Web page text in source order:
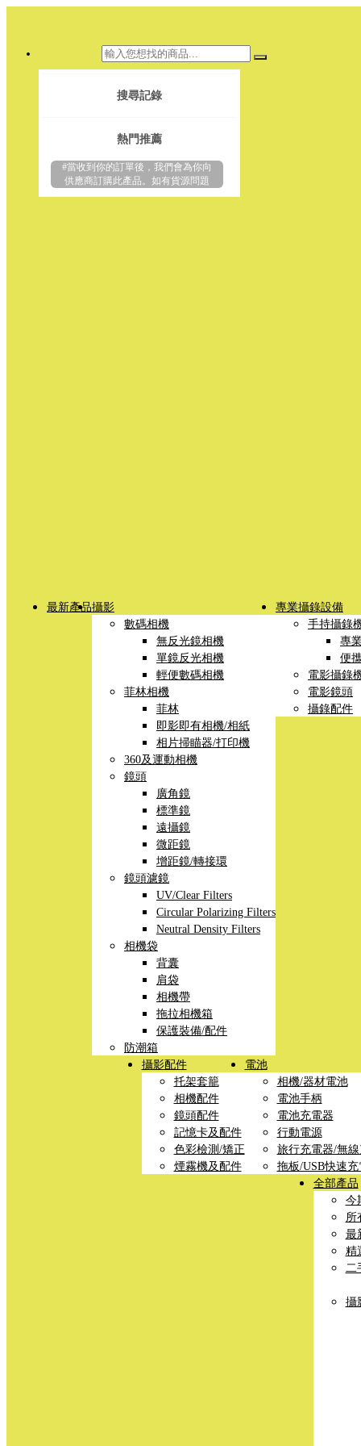
搜尋記錄
熱門推薦
#當收到你的訂單後，我們會為你向
供應商訂購此產品。如有貨源問題
最新產品攝影
數碼相機
無反光鏡相機
單鏡反光相機
輕便數碼相機
菲林相機
菲林
即影即有相機/相紙
相片掃瞄器/打印機
360及運動相機
鏡頭
廣角鏡
標準鏡
遠攝鏡
微距鏡
增距鏡/轉接環
鏡頭濾鏡
UV/Clear Filters
Circular Polarizing Filters
Neutral Density Filters
相機袋
背囊
肩袋
相機帶
拖拉相機箱
保護裝備/配件
防潮箱
專業攝錄設備
手持攝錄
專
便
電影攝錄
電影鏡頭
攝錄配件
攝影配件
托架套籠
相機配件
鏡頭配件
記憶卡及配件
色彩檢測/矯正
煙霧機及配件
電池
相機/器材電池
電池手柄
電池充電器
行動電源
旅行充電器/無
拖板/USB快速充
全部產品
今
所
最
精
二
攝